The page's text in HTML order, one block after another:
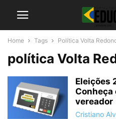
Home Tags Política Volta
política Volta
Eleições
Conheça
vereador
Cristiano